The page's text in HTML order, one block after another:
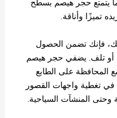
يتمتع حجر هيصم بسطح
تميزًا وأناقة.
فإنك تضمن الحصول
تلف. يضفي حجر هيصم
المحافظة على الطابع
تغطية واجهات القصور
وحتى المنشآت السياحية.